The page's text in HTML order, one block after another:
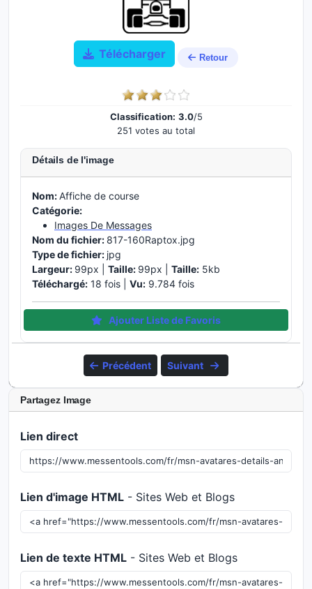
Télécharger Retour
Classification: 3.0/5
251 votes au total
Détails de l'image
Nom:Affiche de course
Catégorie:
Images De Messages
Nom du fichier: 817-160Raptox.jpg
Type de fichier: jpg
Largeur: 99px | Taille: 99px | Taille: 5kb
Téléchargé: 18 fois | Vu: 9.784 fois
Ajouter Liste de Favoris
Précédent Suivant
Partagez Image
Lien direct
Lien d'image HTML - Sites Web et Blogs
Lien de texte HTML - Sites Web et Blogs